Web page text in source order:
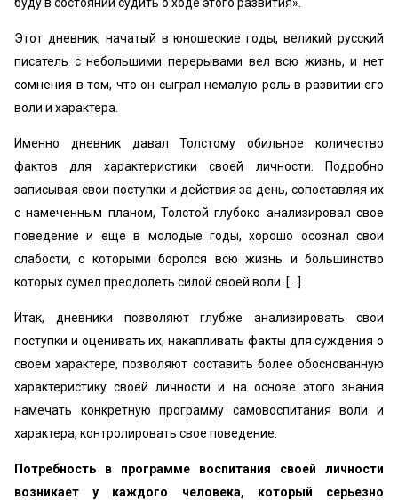
Этот дневник, начатый в юношеские годы, великий русский
писатель с небольшими перерывами вел всю жизнь, и нет
сомнения в том, что он сыграл немалую роль в развитии его
воли и характера.
Именно дневник давал Толстому обильное количество
фактов для характеристики своей личности. Подробно
записывая свои поступки и действия за день, сопоставляя их
с намеченным планом, Толстой глубоко анализировал свое
поведение и еще в молодые годы, хорошо осознал свои
слабости, с которыми боролся всю жизнь и большинство
которых сумел преодолеть силой своей воли. [...]
Итак, дневники позволяют глубже анализировать свои
поступки и оценивать их, накапливать факты для суждения о
своем характере, позволяют составить более обоснованную
характеристику своей личности и на основе этого знания
намечать конкретную программу самовоспитания воли и
характера, контролировать свое поведение.
Потребность в программе воспитания своей личности
возникает у каждого человека, который серьезно